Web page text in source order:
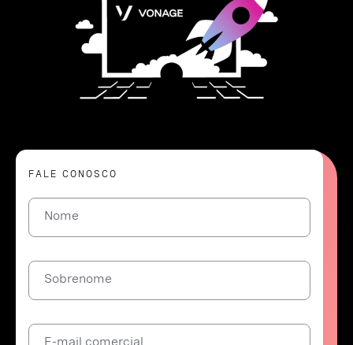
FALE CONOSCO
Nome
Sobrenome
E-mail comercial